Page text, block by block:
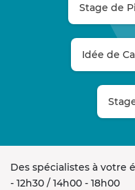
Stage de
Idée de
Des spécialistes à votre
- 12h30 / 14h00 - 18h00